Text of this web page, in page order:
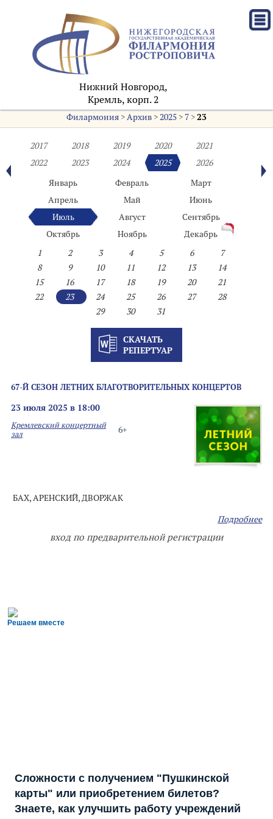
Нижний Новгород,
Кремль, корп. 2
Филармония>Архив>2025> 7>23
2017 2018 2019 2020
2021
2022
2023 2024 2025
2026
Январь
Февраль
Март
Апрель
Май
Июнь
Июль
Август
Сентябрь
Октябрь
Ноябрь
Декабрь
1
2 3 4 5 6
7
8
9 10 11 12 13
14
15
16 17 18 19 20
21
22
23 24 25 26 27
28
29
30 31
СКАЧАТЬ
РЕПЕРТУАР
67-Й СЕЗОН ЛЕТНИХ БЛАГОТВОРИТЕЛЬНЫХ КОНЦЕРТОВ
23 июля 2025 в 18:00
6+
Кремлевский концертный
зал
БАХ, АРЕНСКИЙ, ДВОРЖАК
Подробнее
вход по предварительной регистрации
Решаем вместе
Сложности с получением "Пушкинской
карты" или приобретением билетов?
Знаете, как улучшить работу учреждений